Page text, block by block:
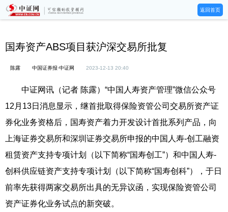
返回首页
国寿资产ABS项目获沪深交易所批复
陈露 中国证券报·中证网 2023-12-13 20:40
中证网讯（记者 陈露）“中国人寿资产管理”微信公众号
12月13日消息显示，继首批取得保险资管公司交易所资产证
券化业务资格后，国寿资产着力开发设计首批系列产品，向
上海证券交易所和深圳证券交易所申报的中国人寿-创工融资
租赁资产支持专项计划（以下简称“国寿创工”）和中国人寿-
创科供应链资产支持专项计划（以下简称“国寿创科”），于日
前率先获得两家交易所出具的无异议函，实现保险资管公司
资产证券化业务试点的新突破。